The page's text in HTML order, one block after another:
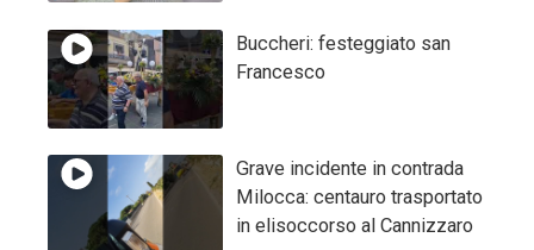
Buccheri: festeggiato san
Francesco
Grave incidente in contrada
Milocca: centauro trasportato
in elisoccorso al Cannizzaro